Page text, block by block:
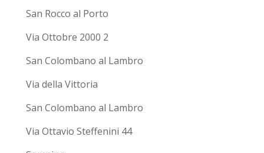
San Rocco al Porto
Via Ottobre 2000 2
San Colombano al Lambro
Via della Vittoria
San Colombano al Lambro
Via Ottavio Steffenini 44